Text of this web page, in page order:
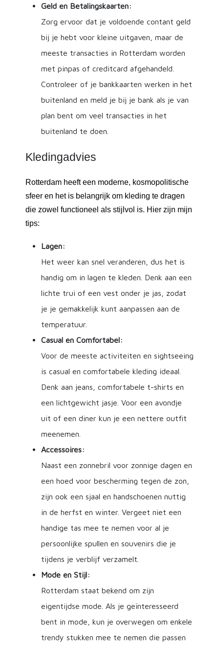
Geld en Betalingskaarten:
Zorg ervoor dat je voldoende contant geld
bij je hebt voor kleine uitgaven, maar de
meeste transacties in Rotterdam worden
met pinpas of creditcard afgehandeld.
Controleer of je bankkaarten werken in het
buitenland en meld je bij je bank als je van
plan bent om veel transacties in het
buitenland te doen.
Kledingadvies
Rotterdam heeft een moderne, kosmopolitische
sfeer en het is belangrijk om kleding te dragen
die zowel functioneel als stijlvol is. Hier zijn mijn
tips:
Lagen:
Het weer kan snel veranderen, dus het is
handig om in lagen te kleden. Denk aan een
lichte trui of een vest onder je jas, zodat
je je gemakkelijk kunt aanpassen aan de
temperatuur.
Casual en Comfortabel:
Voor de meeste activiteiten en sightseeing
is casual en comfortabele kleding ideaal.
Denk aan jeans, comfortabele t-shirts en
een lichtgewicht jasje. Voor een avondje
uit of een diner kun je een nettere outfit
meenemen.
Accessoires:
Naast een zonnebril voor zonnige dagen en
een hoed voor bescherming tegen de zon,
zijn ook een sjaal en handschoenen nuttig
in de herfst en winter. Vergeet niet een
handige tas mee te nemen voor al je
persoonlijke spullen en souvenirs die je
tijdens je verblijf verzamelt.
Mode en Stijl:
Rotterdam staat bekend om zijn
eigentijdse mode. Als je geïnteresseerd
bent in mode, kun je overwegen om enkele
trendy stukken mee te nemen die passen